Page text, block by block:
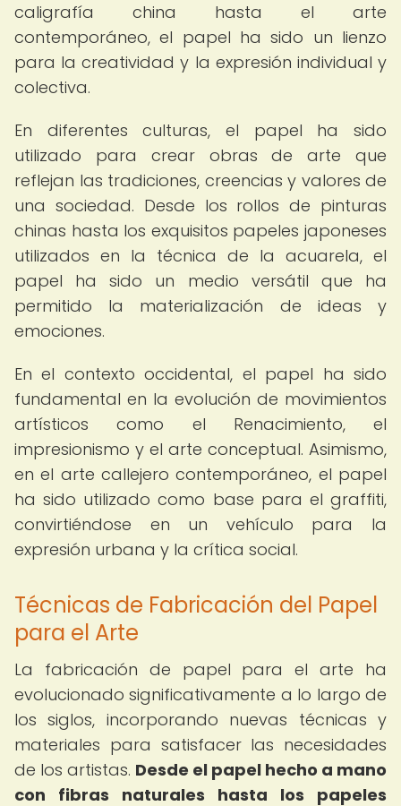
caligrafía china hasta el arte
contemporáneo, el papel ha sido un lienzo
para la creatividad y la expresión individual y
colectiva.
En diferentes culturas, el papel ha sido
utilizado para crear obras de arte que
reflejan las tradiciones, creencias y valores de
una sociedad. Desde los rollos de pinturas
chinas hasta los exquisitos papeles japoneses
utilizados en la técnica de la acuarela, el
papel ha sido un medio versátil que ha
permitido la materialización de ideas y
emociones.
En el contexto occidental, el papel ha sido
fundamental en la evolución de movimientos
artísticos como el Renacimiento, el
impresionismo y el arte conceptual. Asimismo,
en el arte callejero contemporáneo, el papel
ha sido utilizado como base para el graffiti,
convirtiéndose en un vehículo para la
expresión urbana y la crítica social.
Técnicas de Fabricación del Papel
para el Arte
La fabricación de papel para el arte ha
evolucionado significativamente a lo largo de
los siglos, incorporando nuevas técnicas y
materiales para satisfacer las necesidades
de los artistas. Desde el papel hecho a mano
con fibras naturales hasta los papeles